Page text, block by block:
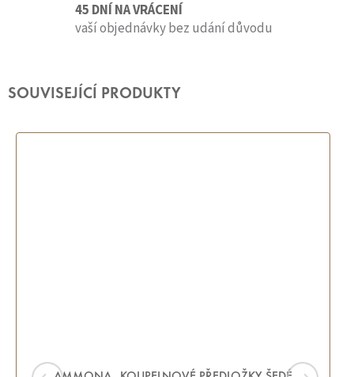
45 DNÍ NA VRÁCENÍ
vaší objednávky bez udání důvodu
SOUVISEJÍCÍ PRODUKTY